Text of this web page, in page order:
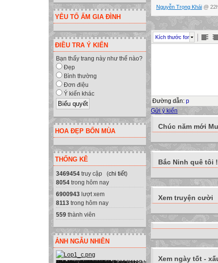
YÊU TỔ ẤM GIA ĐÌNH
ĐIỀU TRA Ý KIẾN
Bạn thấy trang này như thế nào?
Đẹp
Bình thường
Đơn điệu
Ý kiến khác
HOA ĐẸP BỐN MÙA
THỐNG KÊ
3469454 truy cập (chi tiết)
8054 trong hôm nay
6900943 lượt xem
8113 trong hôm nay
559 thành viên
ẢNH NGẪU NHIÊN
Nguyễn Trọng Khái @
Kích thước font
Đường dẫn: p
Gửi ý kiến
Chúc năm mới
Bắc Ninh quê tôi !
Xem truyện cười
Xem ngày tốt -